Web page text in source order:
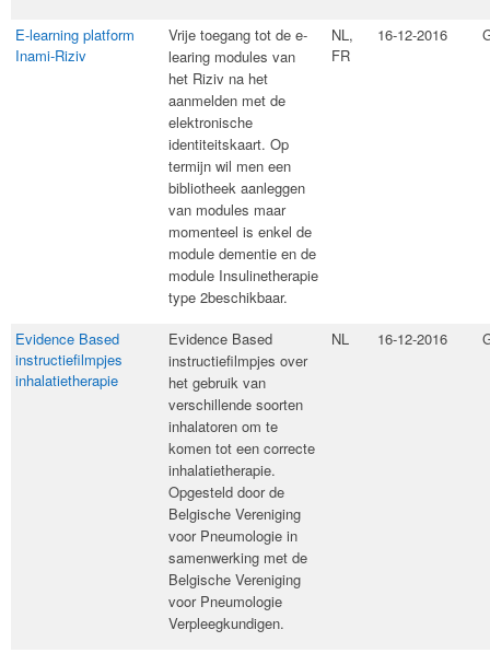
E-learning platform
Inami-Riziv
​Vrije toegang tot de e-
learing modules van
het Riziv na het
aanmelden met de
elektronische
identiteitskaart. Op
termijn wil men een
bibliotheek aanleggen
van modules maar
momenteel is enkel de
module dementie en de
module Insulinetherapie
type 2​beschikbaar.
NL,
FR
16-12-2016
Evidence Based
instructiefilmpjes
inhalatietherapie
​Evidence Based
instructiefilmpjes over
het gebruik van
verschillende soorten
inhalatoren om te
komen tot een correcte
inhalatietherapie.
Opgesteld door de
Belgische Vereniging
voor Pneumologie in
samenwerking met de
Belgische Vereniging
voor Pneumologie
Verpleegkundigen.
NL 16-12-2016